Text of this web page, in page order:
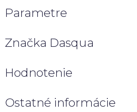
Parametre
Značka Dasqua
Hodnotenie
Ostatné informácie